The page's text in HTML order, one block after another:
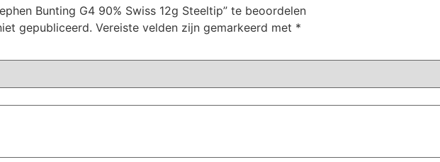
Bunting G4 90% Swiss 12g Steeltip” te beoordelen
gepubliceerd. Vereiste velden zijn gemarkeerd met *